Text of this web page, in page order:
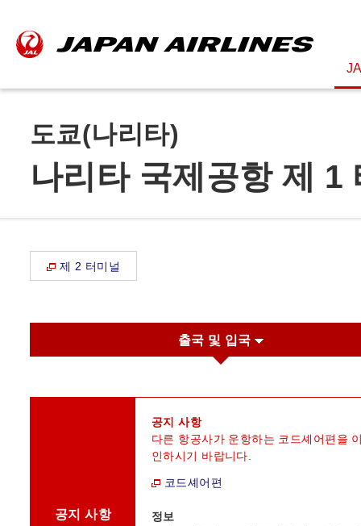
도쿄(나리타)
나리타 국제공항 제 1
제 2 터미널
출국 및 입국
공지 사항
공지 사항
다른 항공사가 운항하는 코드셰어편을
인하시기 바랍니다.
코드셰어편
정보